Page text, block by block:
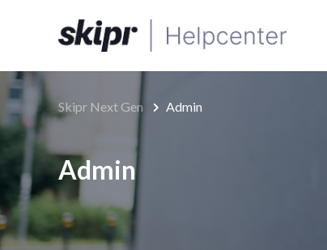
Skipr Next Gen Admin
Admin